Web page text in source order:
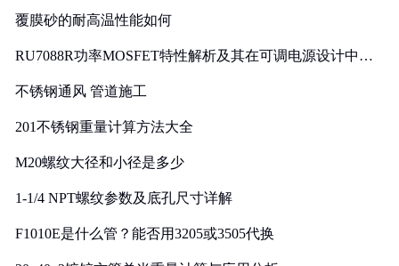
覆膜砂的耐高温性能如何
RU7088R功率MOSFET特性解析及其在可调电源设计中的
不锈钢通风 管道施工
201不锈钢重量计算方法大全
M20螺纹大径和小径是多少
1-1/4 NPT螺纹参数及底孔尺寸详解
F1010E是什么管？能否用3205或3505代换